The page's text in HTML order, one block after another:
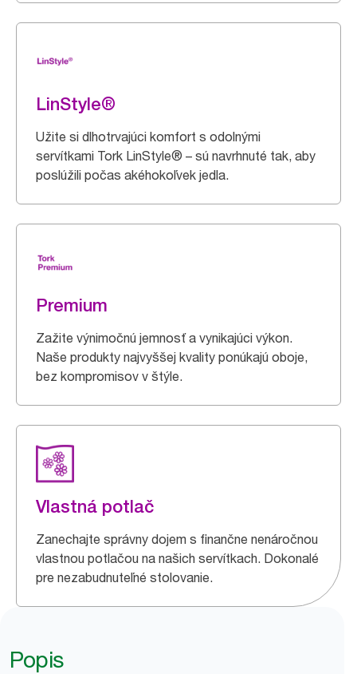
LinStyle®
Užite si dlhotrvajúci komfort s odolnými
servítkami Tork LinStyle® – sú navrhnuté tak, aby
poslúžili počas akéhokoľvek jedla.
Premium
Zažite výnimočnú jemnosť a vynikajúci výkon.
Naše produkty najvyššej kvality ponúkajú oboje,
bez kompromisov v štýle.
Vlastná potlač
Zanechajte správny dojem s finančne nenáročnou
vlastnou potlačou na našich servítkach. Dokonalé
pre nezabudnuteľné stolovanie.
Popis